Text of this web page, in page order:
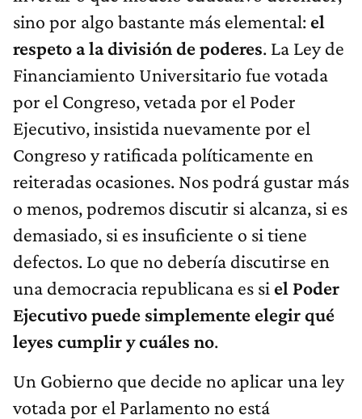
sino por algo bastante más elemental: el
respeto a la división de poderes. La Ley de
Financiamiento Universitario fue votada
por el Congreso, vetada por el Poder
Ejecutivo, insistida nuevamente por el
Congreso y ratificada políticamente en
reiteradas ocasiones. Nos podrá gustar más
o menos, podremos discutir si alcanza, si es
demasiado, si es insuficiente o si tiene
defectos. Lo que no debería discutirse en
una democracia republicana es si el Poder
Ejecutivo puede simplemente elegir qué
leyes cumplir y cuáles no.
Un Gobierno que decide no aplicar una ley
votada por el Parlamento no está